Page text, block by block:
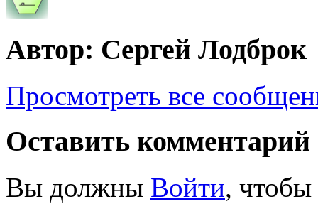
Автор: Сергей Лодброк
Просмотреть все
Оставить комментарий
Вы должны Войти, чтобы